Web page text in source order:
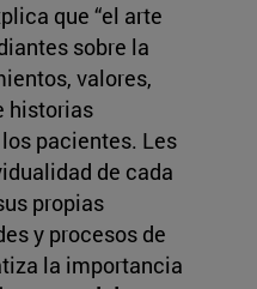
que “el arte
sobre la
valores,
historias
pacientes. Les
de cada
propias
y procesos de
la importancia